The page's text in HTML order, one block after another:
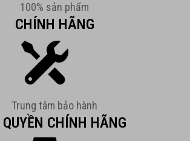
100% sản phẩm
CHÍNH HÃNG
Trung tâm bảo hành
QUYỀN CHÍNH HÃNG